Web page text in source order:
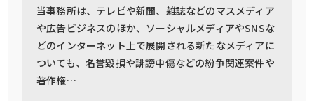
当事務所は、テレビや新聞、雑誌などのマスメディア
や広告ビジネスのほか、ソーシャルメディアやSNSな
どのインターネット上で展開される新たなメディアに
ついても、名誉毀損や誹謗中傷などの紛争関連案件や
著作権…